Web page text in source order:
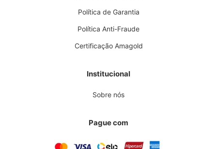
Política de Garantia
Política Anti-Fraude
Certificação Amagold
Institucional
Sobre nós
Pague com